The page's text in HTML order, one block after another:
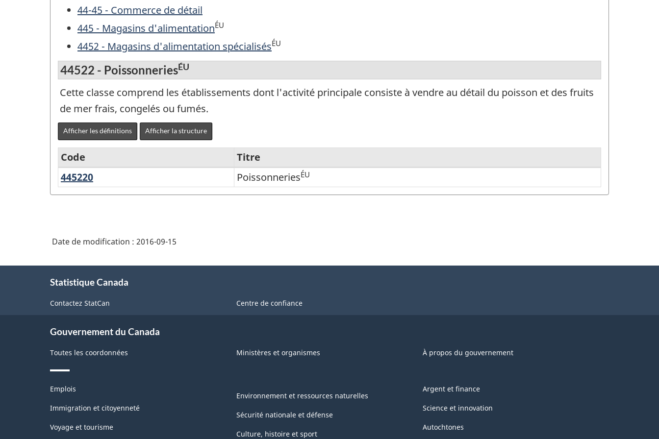
44-45 - Commerce de détail
445 - Magasins d'alimentationÉU
4452 - Magasins d'alimentation spécialisésÉU
44522 - PoissonneriesÉU
Cette classe comprend les établissements dont l'activité principale consiste à vendre au détail du poisson et des fruits
de mer frais, congelés ou fumés.
Afficher les définitions Afficher la structure
Variante
du
-
de
sur
active
(EPA)
-
Structure
de
Code
Titre
445220
PoissonneriesÉU
Date de modification : 2016-09-15
Statistique Canada
Contactez StatCan Centre de confiance
Gouvernement du Canada
Toutes les coordonnées Ministères et organismes À propos du gouvernement
Thèmes
sujets
Emplois
Immigration et citoyenneté
Voyage et tourisme
Environnement et ressources naturelles
Sécurité nationale et défense
Culture, histoire et sport
Argent et finance
Science et innovation
Autochtones